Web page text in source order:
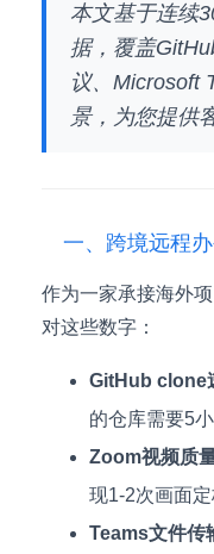
本文基于连续
据，覆盖
议、Microsoft
景，为您提供
一、跨境远程
作为一家承接海外
对这些数字：
GitHub clone
的仓库需要5
Zoom视频质
现1-2次画面定
Teams文件传